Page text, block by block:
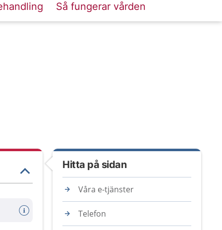
Så fungerar vården
Hitta på sidan
Våra e-tjänster
Telefon